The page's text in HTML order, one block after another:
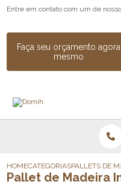
Entre em contato com um de
Faça seu orçamento agora
mesmo
HOMECATEGORIASPALLETS DE
Pallet de Madeira